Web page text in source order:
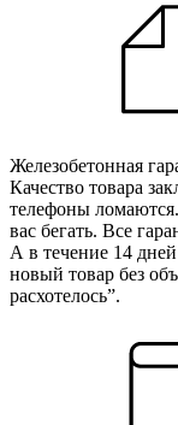
Железобетонная
Качество товара
телефоны
вас бегать. Все
А в течение 14
новый товар без
расхотелось”.